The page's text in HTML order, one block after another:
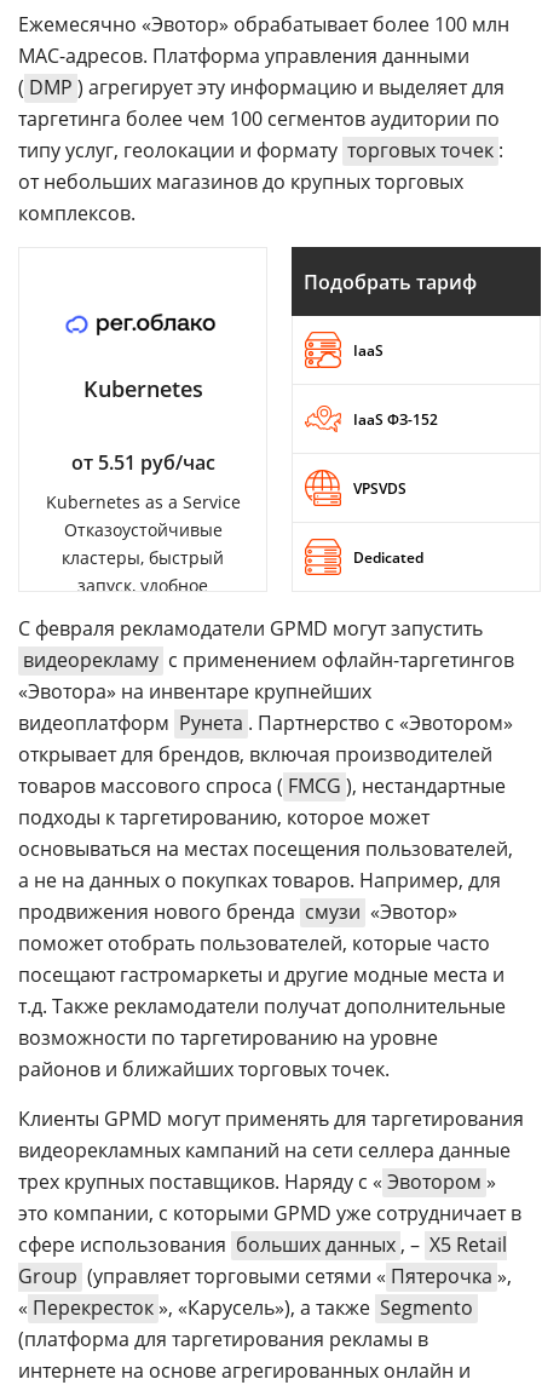
Ежемесячно «Эвотор» обрабатывает более 100 млн
MAC-адресов. Платформа управления данными
( DMP ) агрегирует эту информацию и выделяет для
таргетинга более чем 100 сегментов аудитории по
типу услуг, геолокации и формату торговых точек :
от небольших магазинов до крупных торговых
комплексов.
Kubernetes
от 5.51 руб/час
Kubernetes as a Service
Отказоустойчивые
кластеры, быстрый
запуск, удобное
Подобрать тариф
IaaS
IaaS ФЗ-152
VPSVDS
Dedicated
С февраля рекламодатели GPMD могут запустить
видеорекламу с применением офлайн-таргетингов
«Эвотора» на инвентаре крупнейших
видеоплатформ Рунета . Партнерство с «Эвотором»
открывает для брендов, включая производителей
товаров массового спроса ( FMCG ), нестандартные
подходы к таргетированию, которое может
основываться на местах посещения пользователей,
а не на данных о покупках товаров. Например, для
продвижения нового бренда смузи «Эвотор»
поможет отобрать пользователей, которые часто
посещают гастромаркеты и другие модные места и
т.д. Также рекламодатели получат дополнительные
возможности по таргетированию на уровне
районов и ближайших торговых точек.
Клиенты GPMD могут применять для таргетирования
видеорекламных кампаний на сети селлера данные
трех крупных поставщиков. Наряду с « Эвотором »
это компании, с которыми GPMD уже сотрудничает в
сфере использования больших данных , – X5 Retail
Group (управляет торговыми сетями « Пятерочка »,
« Перекресток», «Карусель»), а также Segmento
(платформа для таргетирования рекламы в
интернете на основе агрегированных онлайн и